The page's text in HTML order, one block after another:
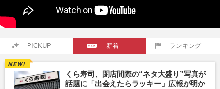
PICKUP 新着 ランキング
くら寿司、閉店間際の“ネタ大盛り”写真が
話題に「出会えたらラッキー」広報が明か